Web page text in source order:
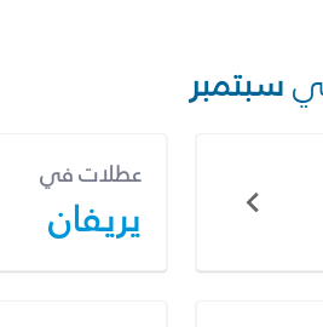
سبتمبر
عطلات في
يريفان